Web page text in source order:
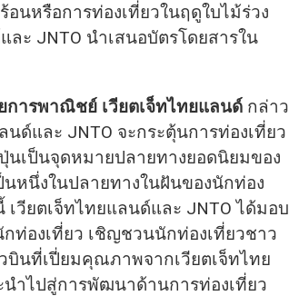
นหรือการท่องเที่ยวในฤดูใบไม้ร่วง
ะ JNTO นำเสนอบัตรโดยสารใน
ารพาณิชย์ เวียตเจ็ทไทยแลนด์ กล่าว
ด์และ JNTO จะกระตุ้นการท่องเที่ยว
นเป็นจุดหมายปลายทางยอดนิยมของ
นหนึ่งในปลายทางในฝันของนักท่อง
วียตเจ็ทไทยแลนด์และ JNTO ได้มอบ
ท่องเที่ยว เชิญชวนนักท่องเที่ยวชาว
นที่เปี่ยมคุณภาพจากเวียตเจ็ทไทย
ำไปสู่การพัฒนาด้านการท่องเที่ยว